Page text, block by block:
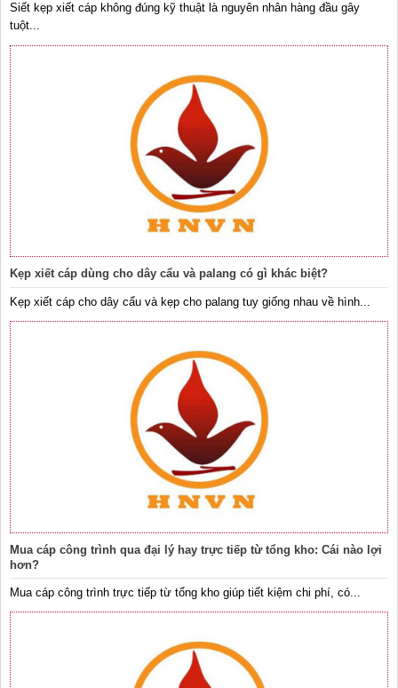
Siết kẹp xiết cáp không đúng kỹ thuật là nguyên nhân hàng đầu gây
tuột...
Kẹp xiết cáp dùng cho dây cẩu và palang có gì khác biệt?
Kẹp xiết cáp cho dây cẩu và kẹp cho palang tuy giống nhau về hình...
Mua cáp công trình qua đại lý hay trực tiếp từ tổng kho: Cái nào lợi
hơn?
Mua cáp công trình trực tiếp từ tổng kho giúp tiết kiệm chi phí, có...